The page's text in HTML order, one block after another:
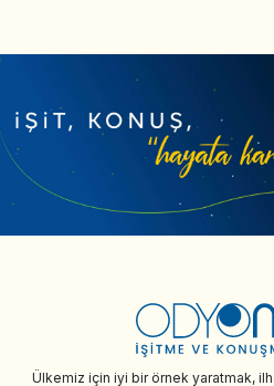
Ülkemiz için iyi bir örnek yaratmak,